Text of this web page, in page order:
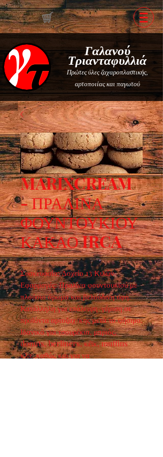
Γαλανού
Τριανταφυλλιά
Πρώτες ύλες ζαχαροπλαστικής,
αρτοποιίας και παγωτού
MARIXCREAM
- ΠΡΑΛΙΝΑ
ΦΟΥΝΤΟΥΚΙΟΥ
ΚΑΚΑΟ IRCA
Συσκευασία: Δοχείο 13 Κιλών
Εφαρμογές: Πραλίνα φουντουκιού με
πλούσιο άρωμα και βελούδινη υφή.
Κατάλληλη για επάλειψη-γέμιση σε
προϊόντα αρτοζαχ/κης μετά το ψήσιμο.
Ιδανικό για τσουρέκια, μπριός,
donuts, berliners, κέϊκ, muffins
κλπ.,καθώς και για να